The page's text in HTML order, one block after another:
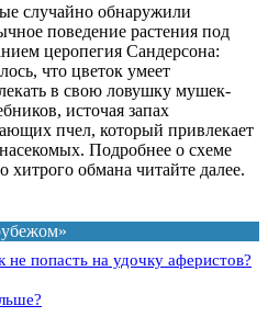
случайно обнаружили
поведение растения под
церопегия Сандерсона:
что цветок умеет
в свою ловушку мушек-
источая запах
пчел, который привлекает
Подробнее о схеме
хитрого обмана читайте далее.
попасть на удочку аферистов?